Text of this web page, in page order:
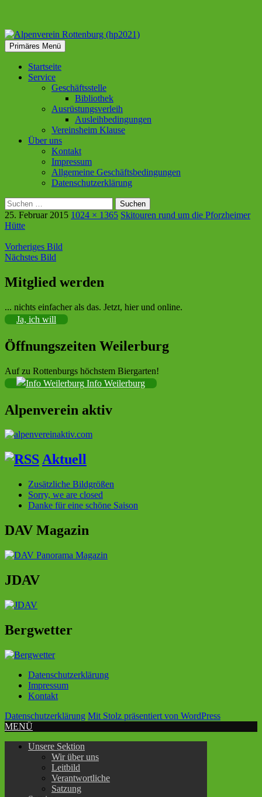
Alpenverein Rottenburg
(hp2021)
Suchen
Primäres Menü
Inhalt
Startseite
Service
Geschäftsstelle
Bibliothek
Ausrüstungsverleih
Ausleihbedingungen
Vereinsheim Klause
Über uns
Kontakt
Impressum
Allgemeine Geschäftsbedingungen
Datenschutzerklärung
Suchen
nach:
25. Februar 2015 1024 × 1365 Skitouren rund um die Pforzheimer
Hütte
Vorheriges Bild
Nächstes Bild
Sektion im Deutschen Alpenverein (DAV)
Mitglied werden
... nichts einfacher als das. Jetzt, hier und online.
Ja, ich will
Öffnungszeiten Weilerburg
Auf zu Rottenburgs höchstem Biergarten!
Info Weilerburg
Alpenverein aktiv
Aktuell
Zusätzliche Bildgrößen
Sorry, we are closed
Danke für eine schöne Saison
DAV Magazin
JDAV
Bergwetter
Datenschutzerklärung
Impressum
Kontakt
Datenschutzerklärung Mit Stolz präsentiert von WordPress
MENÜ
Unsere Sektion
Wir über uns
Leitbild
Verantwortliche
Satzung